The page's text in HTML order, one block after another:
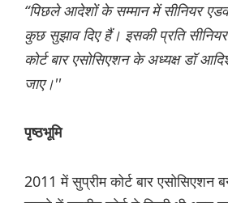
“पिछले आदेशों के सम्मान में सीनियर
कुछ सुझाव दिए हैं। इसकी प्रति
कोर्ट बार एसोसिएशन के अध्यक्ष डॉ
जाए।''
पृष्ठभूमि
2011 में सुप्रीम कोर्ट बार एसोसिएशन